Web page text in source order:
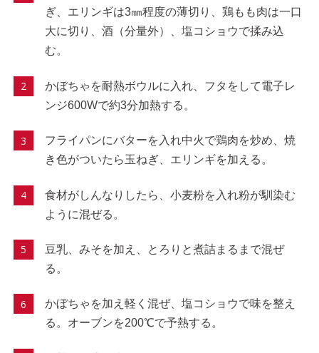
ぎ、エリンギは3㎜程度の薄切り、鶏もも肉は一口
大に切り、酒（分量外）、塩コショウで揉み込
む。
かぼちゃを耐熱ボウルに入れ、フタをして電子レ
ンジ600Wで約3分加熱する。
フライパンにバターを入れ中火で鶏肉を炒め、焼
き色がついたら玉ねぎ、エリンギを加える。
食材がしんなりしたら、小麦粉を入れ粉が馴染む
ように混ぜる。
豆乳、みそを加え、とろりと煮詰まるまで混ぜ
る。
かぼちゃを加え軽く混ぜ、塩コショウで味を整え
る。オーブンを200℃で予熱する。